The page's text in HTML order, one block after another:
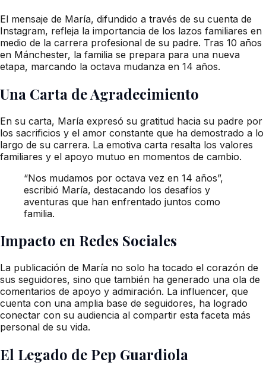
El mensaje de María, difundido a través de su cuenta de
Instagram, refleja la importancia de los lazos familiares en
medio de la carrera profesional de su padre. Tras 10 años
en Mánchester, la familia se prepara para una nueva
etapa, marcando la octava mudanza en 14 años.
Una Carta de Agradecimiento
En su carta, María expresó su gratitud hacia su padre por
los sacrificios y el amor constante que ha demostrado a lo
largo de su carrera. La emotiva carta resalta los valores
familiares y el apoyo mutuo en momentos de cambio.
“Nos mudamos por octava vez en 14 años”,
escribió María, destacando los desafíos y
aventuras que han enfrentado juntos como
familia.
Impacto en Redes Sociales
La publicación de María no solo ha tocado el corazón de
sus seguidores, sino que también ha generado una ola de
comentarios de apoyo y admiración. La influencer, que
cuenta con una amplia base de seguidores, ha logrado
conectar con su audiencia al compartir esta faceta más
personal de su vida.
El Legado de Pep Guardiola